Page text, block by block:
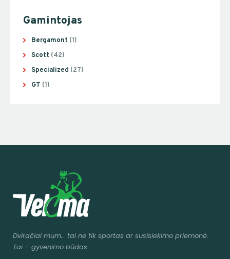
Gamintojas
Bergamont (1)
Scott (42)
Specialized (27)
GT (1)
Dviračiai mum… tai ne tik sportas ar susisiekimo priemonė.
Tai – gyvenimo būdas.